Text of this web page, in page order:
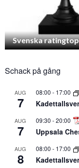
Svenska
Schack på gång
AUG
7
08:00 - 17:00
AUG
7
09:30 -20:00
Uppsala
AUG
8
08:00 - 17:00